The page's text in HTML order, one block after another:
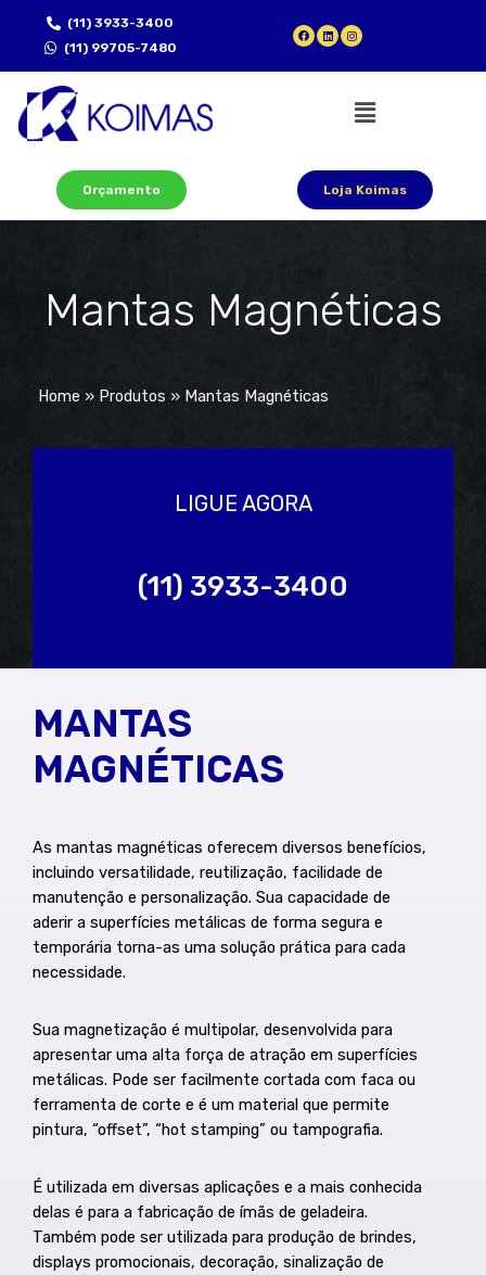
(11) 3933-3400
(11) 99705-7480
Orçamento Loja Koimas
Mantas Magnéticas
Home » Produtos » Mantas Magnéticas
LIGUE AGORA
(11) 3933-3400
MANTAS
MAGNÉTICAS
As mantas magnéticas oferecem diversos benefícios,
incluindo versatilidade, reutilização, facilidade de
manutenção e personalização. Sua capacidade de
aderir a superfícies metálicas de forma segura e
temporária torna-as uma solução prática para cada
necessidade.
Sua magnetização é multipolar, desenvolvida para
apresentar uma alta força de atração em superfícies
metálicas. Pode ser facilmente cortada com faca ou
ferramenta de corte e é um material que permite
pintura, “offset”, “hot stamping” ou tampografia.
É utilizada em diversas aplicações e a mais conhecida
delas é para a fabricação de ímãs de geladeira.
Também pode ser utilizada para produção de brindes,
displays promocionais, decoração, sinalização de